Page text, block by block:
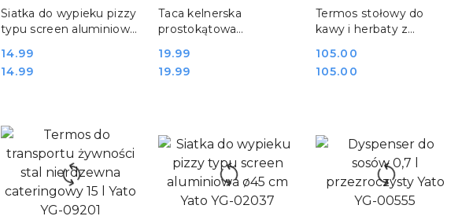
Siatka do wypieku pizzy
typu screen aluminiowa
Cena:
14.99
Cena:
14.99
DO KOSZYKA
Taca kelnerska
prostokątowa
cm Yato YG-02075
Cena:
19.99
Cena:
19.99
DO KOSZYKA
Termos stołowy do
kawy i herbaty z
YG-07019
Cena:
105.00
Cena:
105.00
DO KOSZYKA